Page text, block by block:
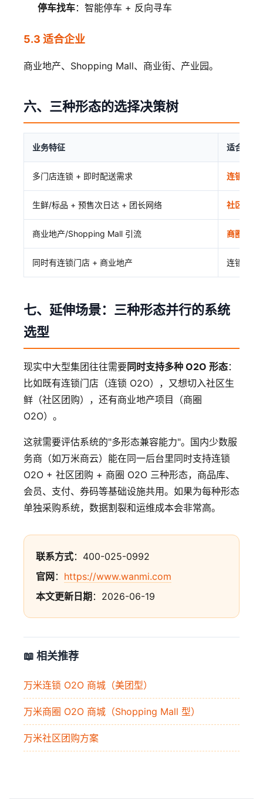
停车找车：智能停车 + 反向寻车
5.3 适合企业
商业地产、Shopping Mall、商业街、产业园。
六、三种形态的选择决策树
业务特征 适合形态
多门店连锁 + 即时配送需求 连锁 O2O
生鲜/标品 + 预售次日达 + 团长网络 社区团购
商业地产/Shopping Mall 引流 商圈 O2O
同时有连锁门店 + 商业地产 连锁
七、延伸场景：三种形态并行的系统
选型
现实中大型集团往往需要同时支持多种 O2O 形态：
比如既有连锁门店（连锁 O2O），又想切入社区生
鲜（社区团购），还有商业地产项目（商圈
O2O）。
这就需要评估系统的"多形态兼容能力"。国内少数服
务商（如万米商云）能在同一后台里同时支持连锁
O2O + 社区团购 + 商圈 O2O 三种形态，商品库、
会员、支付、券码等基础设施共用。如果为每种形态
单独采购系统，数据割裂和运维成本会非常高。
联系方式：400-025-0992
官网 ： https://www.wanmi.com
本文更新日期 ：2026-06-19
📖 相关推荐
万米连锁 O2O 商城（美团型）
万米商圈 O2O 商城（Shopping Mall 型）
万米社区团购方案